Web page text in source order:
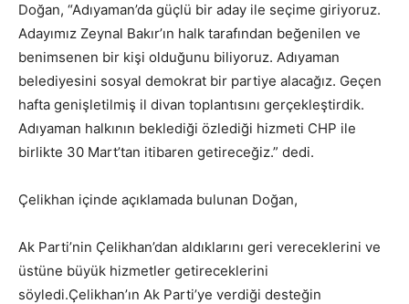
Doğan, “Adıyaman’da güçlü bir aday ile seçime giriyoruz.
Adayımız Zeynal Bakır’ın halk tarafından beğenilen ve
benimsenen bir kişi olduğunu biliyoruz. Adıyaman
belediyesini sosyal demokrat bir partiye alacağız. Geçen
hafta genişletilmiş il divan toplantısını gerçekleştirdik.
Adıyaman halkının beklediği özlediği hizmeti CHP ile
birlikte 30 Mart’tan itibaren getireceğiz.” dedi.
Çelikhan içinde açıklamada bulunan Doğan,
Ak Parti’nin Çelikhan’dan aldıklarını geri vereceklerini ve
üstüne büyük hizmetler getireceklerini
söyledi.Çelikhan’ın Ak Parti’ye verdiği desteğin